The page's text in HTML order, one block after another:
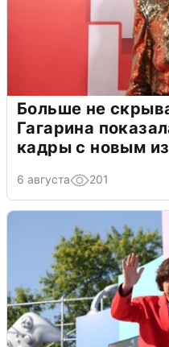
Больше не
Гагарина
кадры с новым
6 августа 201